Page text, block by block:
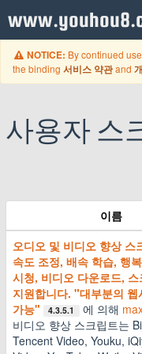
NOTICE: By continued
the binding 서비스 약관and
사용자 스
이름
오디오 및 비디오 향상 스
속도 조정, 배속 학습, 행
시청, 비디오 다운로드,
지원합니다. "대부분의 웹
가능"
4.3.5.1 에 의해
비디오 향상 스크립트는
Tencent Video, Youku,